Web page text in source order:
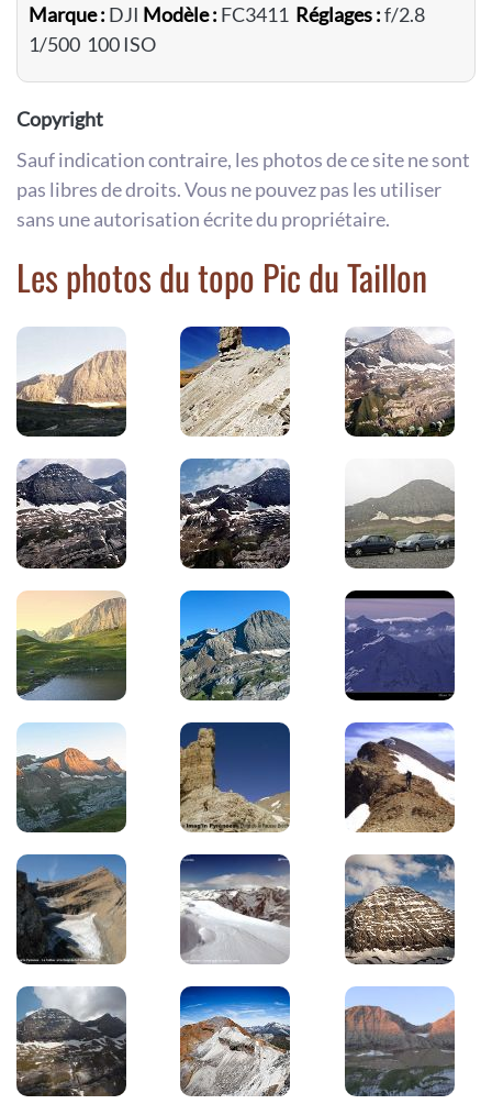
Marque : DJI Modèle : FC3411 Réglages :f/2.8
1/500 100 ISO
Copyright
Sauf indication contraire, les photos de ce site ne sont
pas libres de droits. Vous ne pouvez pas les utiliser
sans une autorisation écrite du propriétaire.
Les photos du topo Pic du Taillon